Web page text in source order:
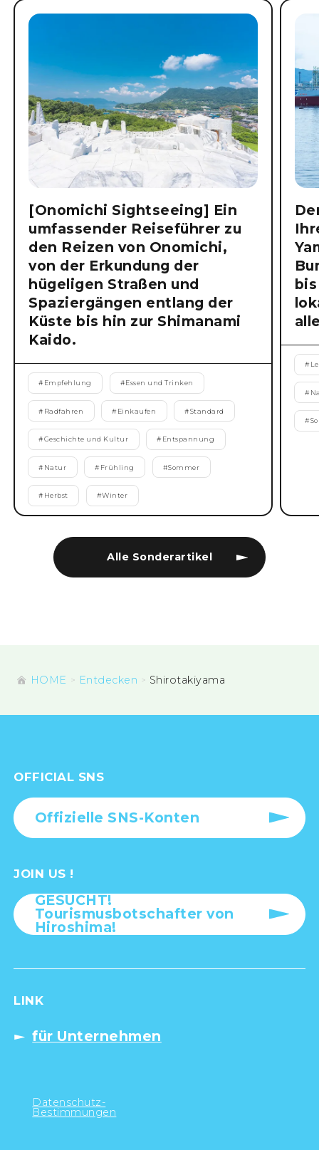
Alle Sonderartikel
[Onomichi Sightseeing] Ein
umfassender Reiseführer zu
den Reizen von Onomichi,
von der Erkundung der
hügeligen Straßen und
Spaziergängen entlang der
Küste bis hin zur Shimanami
Kaido.
# Empfehlung #Essen und Trinken
# Radfahren # Einkaufen #Standard
#Geschichte und Kultur # Entspannung
# Natur # Frühling #Sommer
# Herbst #Winter
#
#
#
HOME Entdecken Shirotakiyama
OFFICIAL SNS
Offizielle SNS-Konten
JOIN US !
GESUCHT!
Tourismusbotschafter von
Hiroshima!
LINK
für Unternehmen
Datenschutz-
Bestimmungen